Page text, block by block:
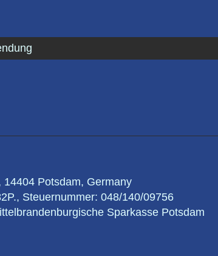
Potsdam, Germany
Steuernummer: 048/140/09756
Sparkasse Potsdam